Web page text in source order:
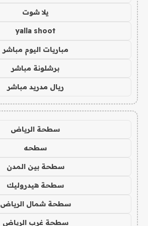
يلا شوت
yalla shoot
مباريات اليوم مباشر
برشلونة مباشر
ريال مدريد مباشر
سطحة الرياض
سطحه
سطحة بين المدن
سطحة هيدروليك
سطحة شمال الرياض
سطحة غرب الرياض